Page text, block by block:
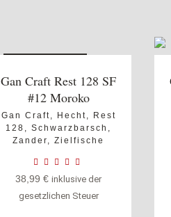
Gan Craft Rest 128 SF
#12 Moroko
Gan Craft Hecht
Rest
128
,Schwarzbarsch
Zander
,Zielfische
38,99 € inklusive der
gesetzlichen Steuer